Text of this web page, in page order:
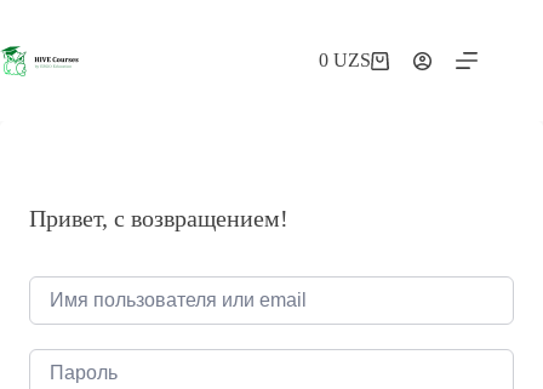
сути
Корзина
0UZS
Привет, с возвращением!